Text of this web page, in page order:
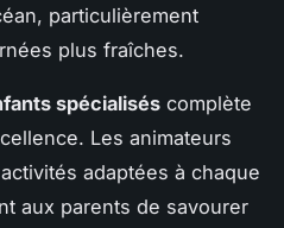
particulièrement
plus fraîches.
spécialisés complète
Les animateurs
adaptées à chaque
aux parents de savourer